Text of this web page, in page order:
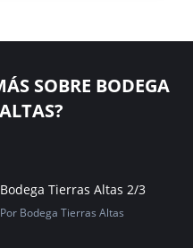
SOBRE BODEGA
Bodega Tierras Altas 2/3
Por Bodega Tierras Altas